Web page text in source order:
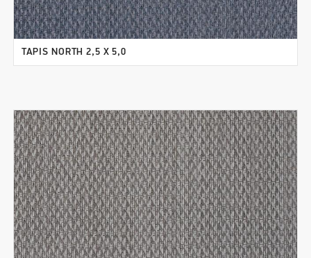
TAPIS NORTH 2,5 X 5,0